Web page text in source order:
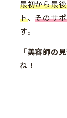
最初から最
ト、そのサ
す。
「美容師の
ね！